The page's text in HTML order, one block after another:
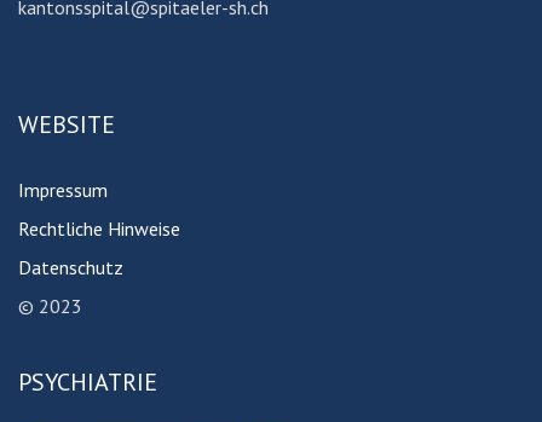
kantonsspital@spitaeler-sh.ch
WEBSITE
Impressum
Rechtliche Hinweise
Datenschutz
© 2023
PSYCHIATRIE